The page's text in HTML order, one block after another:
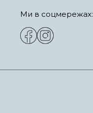
Ми в соцмережах: